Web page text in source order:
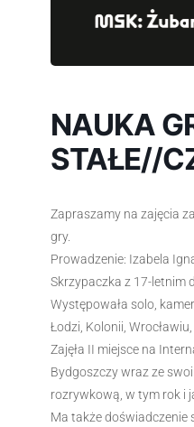
NAUKA
STAŁE//
Zapraszamy na zajęcia
gry.
Prowadzenie: Izabela
Skrzypaczka z 17-letnim
Występowała solo,
Łodzi, Kolonii,
Zajęła II miejsce na
Bydgoszczy wraz ze
rozrywkową, w tym rok i
Ma także doświadczenie